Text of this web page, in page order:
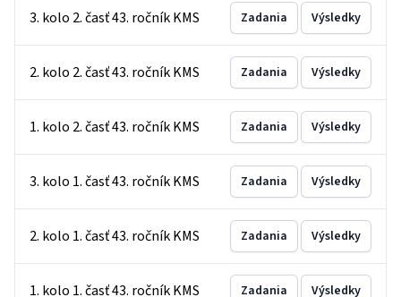
3. kolo 2. časť 43. ročník KMS Zadania Výsledky
2. kolo 2. časť 43. ročník KMS Zadania Výsledky
1. kolo 2. časť 43. ročník KMS Zadania Výsledky
3. kolo 1. časť 43. ročník KMS Zadania Výsledky
2. kolo 1. časť 43. ročník KMS Zadania Výsledky
1. kolo 1. časť 43. ročník KMS Zadania Výsledky